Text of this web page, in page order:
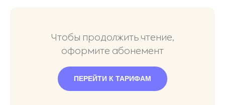
Чтобы продолжить чтение,
оформите абонемент
ПЕРЕЙТИ К ТАРИФАМ